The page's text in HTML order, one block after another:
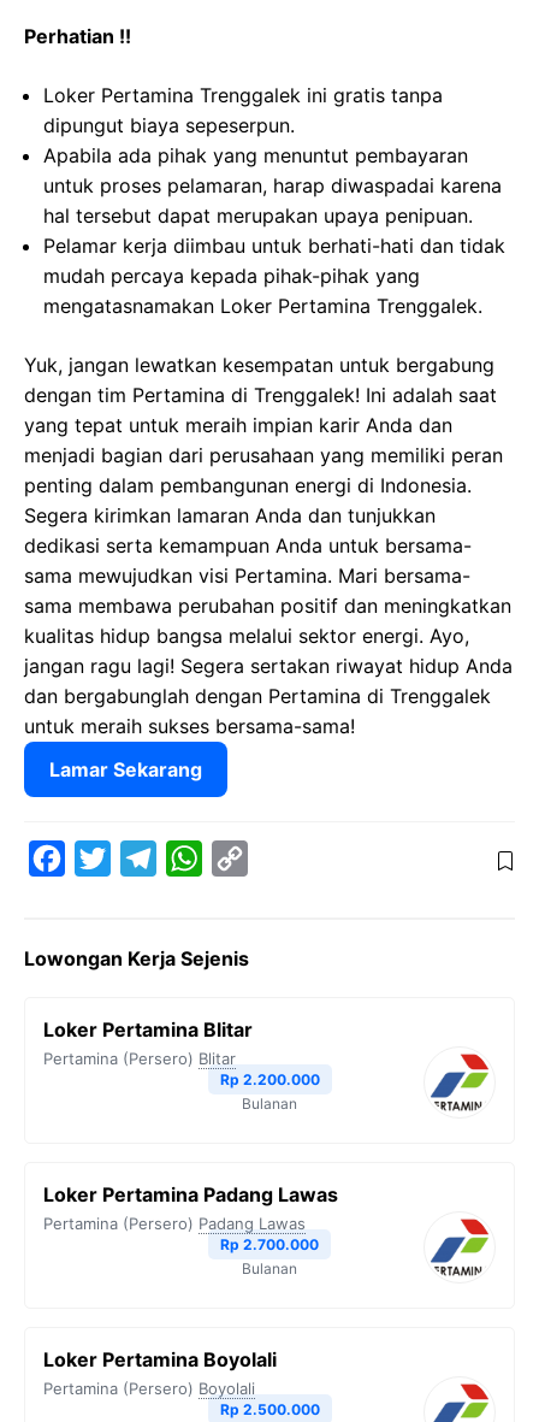
Perhatian !!
Loker Pertamina Trenggalek ini gratis tanpa
dipungut biaya sepeserpun.
Apabila ada pihak yang menuntut pembayaran
untuk proses pelamaran, harap diwaspadai karena
hal tersebut dapat merupakan upaya penipuan.
Pelamar kerja diimbau untuk berhati-hati dan tidak
mudah percaya kepada pihak-pihak yang
mengatasnamakan Loker Pertamina Trenggalek.
Yuk, jangan lewatkan kesempatan untuk bergabung
dengan tim Pertamina di Trenggalek! Ini adalah saat
yang tepat untuk meraih impian karir Anda dan
menjadi bagian dari perusahaan yang memiliki peran
penting dalam pembangunan energi di Indonesia.
Segera kirimkan lamaran Anda dan tunjukkan
dedikasi serta kemampuan Anda untuk bersama-
sama mewujudkan visi Pertamina. Mari bersama-
sama membawa perubahan positif dan meningkatkan
kualitas hidup bangsa melalui sektor energi. Ayo,
jangan ragu lagi! Segera sertakan riwayat hidup Anda
dan bergabunglah dengan Pertamina di Trenggalek
untuk meraih sukses bersama-sama!
Lamar Sekarang
e
o
t
e
e
r
W
t
A
p
y
i
n
k
Lowongan Kerja Sejenis
Loker Pertamina Blitar
Pertamina (Persero) Blitar
Rp 2.200.000
Bulanan
Loker Pertamina Padang Lawas
Pertamina (Persero) Padang Lawas
Rp 2.700.000
Bulanan
Loker Pertamina Boyolali
Pertamina (Persero) Boyolali
Rp 2.500.000